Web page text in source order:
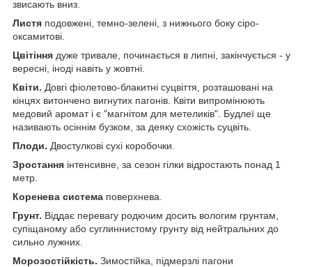
звисають вниз.
Листя подовжені, темно-зелені, з нижнього боку сіро-
оксамитові.
Цвітіння дуже тривале, починається в липні, закінчується - у
вересні, іноді навіть у жовтні.
Квіти. Довгі фіолетово-блакитні суцвіття, розташовані на
кінцях витончено вигнутих пагонів. Квіти випромінюють
медовий аромат і є "магнітом для метеликів". Будлеї ще
називають осіннім бузком, за деяку схожість суцвіть.
Плоди. Двостулкові сухі коробочки.
Зростання інтенсивне, за сезон гілки відростають понад 1
метр.
Коренева система поверхнева.
Грунт. Віддає перевагу родючим досить вологим грунтам,
супіщаному або суглиннистому грунту від нейтральних до
сильно лужних.
Морозостійкість. Зимостійка, підмерзлі пагони